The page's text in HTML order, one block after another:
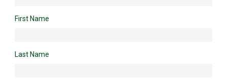
First Name
Last Name